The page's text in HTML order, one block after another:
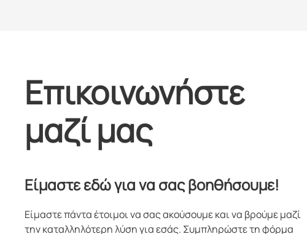
Επικοινωνήστε
μαζί μας
Είμαστε εδώ για να σας βοηθήσουμε!
Είμαστε πάντα έτοιμοι να σας ακούσουμε και να βρούμε μαζί
την καταλληλότερη λύση για εσάς. Συμπληρώστε τη φόρμα